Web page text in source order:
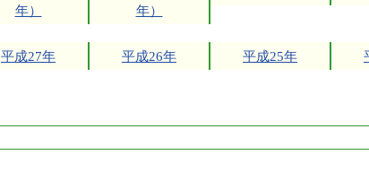
年）
年）
平成27年 平成26年 平成25年